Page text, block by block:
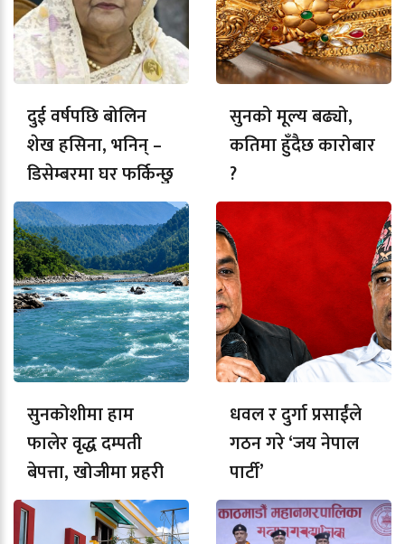
दुई वर्षपछि बोलिन
शेख हसिना, भनिन् –
डिसेम्बरमा घर फर्किन्छु
सुनको मूल्य बढ्यो,
कतिमा हुँदैछ कारोबार
?
सुनकोशीमा हाम
फालेर वृद्ध दम्पती
बेपत्ता, खोजीमा प्रहरी
धवल र दुर्गा प्रसाईंले
गठन गरे ‘जय नेपाल
पार्टी’